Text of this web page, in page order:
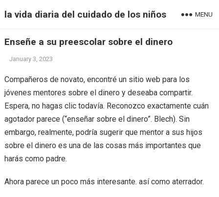
la vida diaria del cuidado de los niños MENU
Enseñe a su preescolar sobre el dinero
January 3, 2023
Compañeros de novato, encontré un sitio web para los
jóvenes mentores sobre el dinero y deseaba compartir.
Espera, no hagas clic todavía. Reconozco exactamente cuán
agotador parece (“enseñar sobre el dinero”. Blech). Sin
embargo, realmente, podría sugerir que mentor a sus hijos
sobre el dinero es una de las cosas más importantes que
harás como padre.
Ahora parece un poco más interesante. así como aterrador.